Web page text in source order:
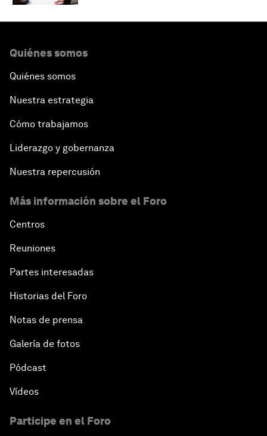
Quiénes somos
Quiénes somos
Nuestra estrategia
Cómo trabajamos
Liderazgo y gobernanza
Nuestra repercusión
Más información sobre el Foro
Centros
Reuniones
Partes interesadas
Historias del Foro
Notas de prensa
Galería de fotos
Pódcast
Vídeos
Participe en el Foro